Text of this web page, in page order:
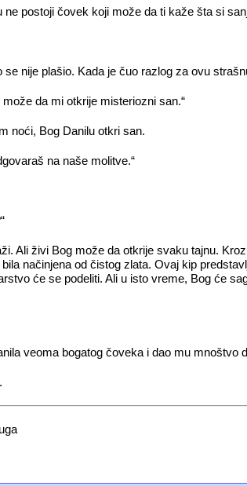
postoji čovek koji može da ti kaže šta si
nije plašio. Kada je čuo razlog za ovu
da mi otkrije misteriozni san.“
noći, Bog Danilu otkri san.
na naše molitve.“
Ali živi Bog može da otkrije svaku tajnu.
načinjena od čistog zlata. Ovaj kip
će se podeliti. Ali u isto vreme, Bog će
veoma bogatog čoveka i dao mu mnoštvo